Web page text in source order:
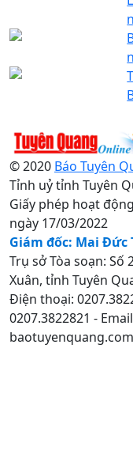
© 2020 Báo Tuyên
Tỉnh uỷ tỉnh Tuyên
Giấy phép hoạt
ngày 17/03/2022
Giám đốc: Mai Đức
Trụ sở Tòa soạn:
Xuân, tỉnh Tuyên
Điện thoại:
0207.3822821 -